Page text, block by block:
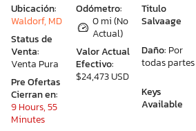
Odómetro:
0 mi (No
Actual)
Valor Actual
Efectivo:
$24,473 USD
Titulo
Salvaage
Daño: Por
todas partes
Keys
Available
Ubicación:
Waldorf, MD
Status de
Venta:
Venta Pura
Pre Ofertas
Cierran en:
9 Hours, 55
Minutes